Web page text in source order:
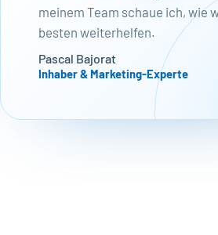
meinem Team schaue ich, wie
besten weiterhelfen.
Pascal Bajorat
Inhaber & Marketing-Experte